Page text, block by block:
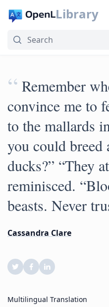
Library
“ Remember
convince me to
to the mallards
you could breed
ducks?” “They
reminisced.
beasts. Never
Cassandra Clare
Multilingual Translation